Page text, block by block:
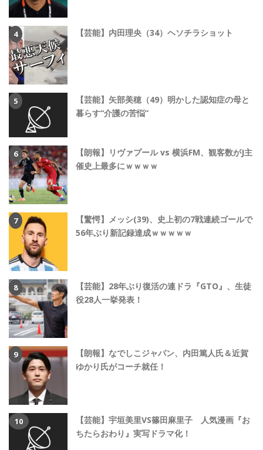
【芸能】内田理央（34）ヘソチラショット
【芸能】矢部美穂（49）明かした認知症の母と
暮らす“介護の苦悩”
【朗報】リヴァプール vs 横浜FM、観客数がJ主
催史上最多にｗｗｗｗ
【驚愕】メッシ(39)、史上初の7戦連続ゴールで
56年ぶり新記録達成ｗｗｗｗｗ
【芸能】28年ぶり復活の連ドラ『GTO』、生徒
役28人一挙発表！
【朗報】なでしこジャパン、内田篤人氏＆近賀
ゆかり氏がコーチ就任！
【芸能】宇垣美里VS篠田麻里子 人気漫画『お
ちたらおわり』実写ドラマ化！